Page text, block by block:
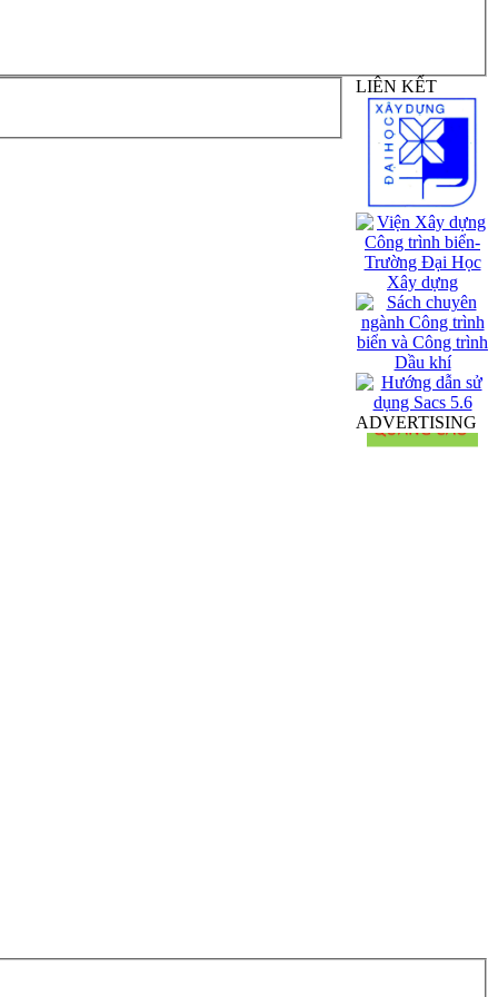
LIÊN KẾT
ADVERTISING